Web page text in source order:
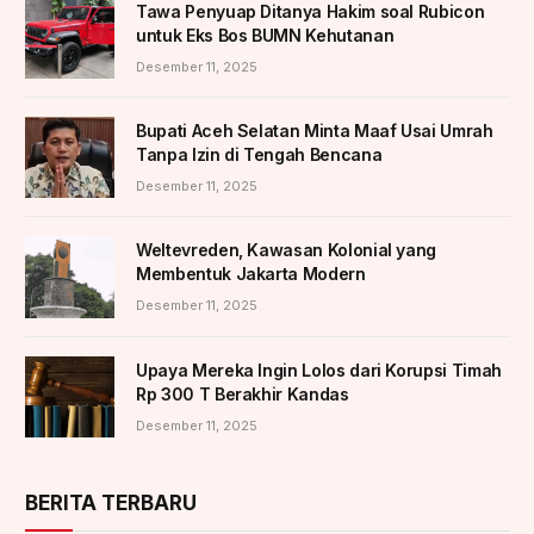
Tawa Penyuap Ditanya Hakim soal Rubicon
untuk Eks Bos BUMN Kehutanan
Desember 11, 2025
Bupati Aceh Selatan Minta Maaf Usai Umrah
Tanpa Izin di Tengah Bencana
Desember 11, 2025
Weltevreden, Kawasan Kolonial yang
Membentuk Jakarta Modern
Desember 11, 2025
Upaya Mereka Ingin Lolos dari Korupsi Timah
Rp 300 T Berakhir Kandas
Desember 11, 2025
BERITA TERBARU